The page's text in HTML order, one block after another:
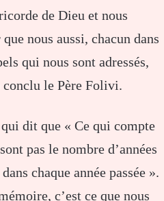
de Dieu et nous
nous aussi, chacun dans
qui nous sont adressés,
conclu le Père Folivi.
qui dit que « Ce qui compte
pas le nombre d’années
chaque année passée ».
c’est ce que nous